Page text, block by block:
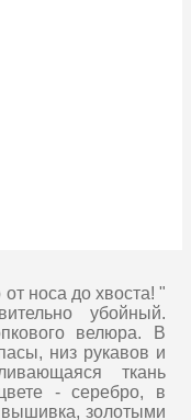
носа до хвоста! "
убойный.
велюра. В
низ рукавов и
ткань
- серебро, в
вышивка, золотыми